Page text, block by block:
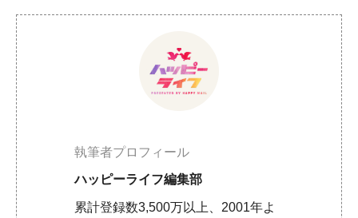
執筆者プロフィール
ハッピーライフ編集部
累計登録数3,500万以上、2001年よ